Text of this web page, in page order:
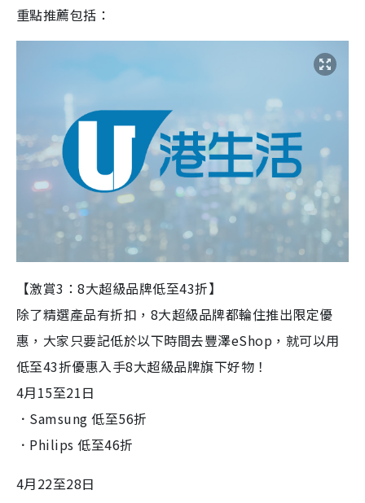
重點推薦包括：
【激賞3：8大超級品牌低至43折】
除了精選產品有折扣，8大超級品牌都輪住推出限定優
惠，大家只要記低於以下時間去豐澤eShop，就可以用
低至43折優惠入手8大超級品牌旗下好物！
4月15至21日
．Samsung 低至56折
．Philips 低至46折
4月22至28日